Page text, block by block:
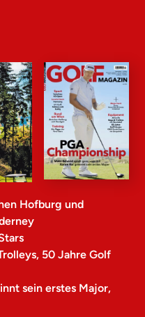
Hofburg und
50 Jahre Golf
sein erstes Major,